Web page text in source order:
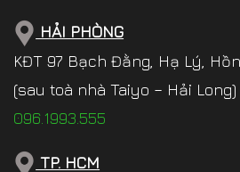
HẢI PHÒNG
KĐT 97 Bạch Đằng, Hạ Lý,
(sau toà nhà Taiyo – Hải Long)
096.1993.555
TP. HCM